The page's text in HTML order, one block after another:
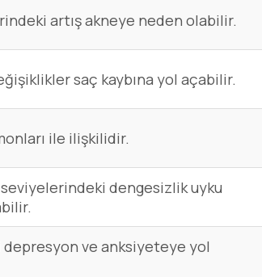
artış akneye neden olabilir.
saç kaybına yol açabilir.
ile ilişkilidir.
dengesizlik uyku
ve anksiyeteye yol